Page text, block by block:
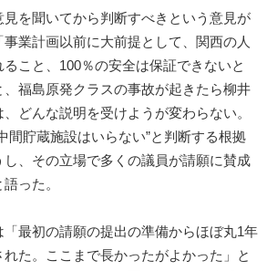
を聞いてから判断すべきという意見が
業計画以前に大前提として、関西の人
こと、100％の安全は保証できないと
福島原発クラスの事故が起きたら柳井
どんな説明を受けようが変わらない。
間貯蔵施設はいらない”と判断する根拠
し、その立場で多くの議員が請願に賛成
った。
最初の請願の提出の準備からほぼ丸1年
た。ここまで長かったがよかった」と